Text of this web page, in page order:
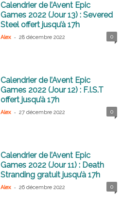
Calendrier de l’Avent Epic
Games 2022 (Jour 13) : Severed
Steel offert jusqu’à 17h
Alex - 28 décembre 2022 0
Calendrier de l’Avent Epic
Games 2022 (Jour 12) : F.I.S.T
offert jusqu’à 17h
Alex - 27 décembre 2022 0
Calendrier de l’Avent Epic
Games 2022 (Jour 11) : Death
Stranding gratuit jusqu’à 17h
Alex - 26 décembre 2022 0